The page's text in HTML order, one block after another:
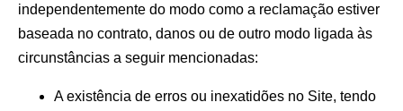
independentemente do modo como a reclamação estiver
baseada no contrato, danos ou de outro modo ligada às
circunstâncias a seguir mencionadas:
A existência de erros ou inexatidões no Site, tendo